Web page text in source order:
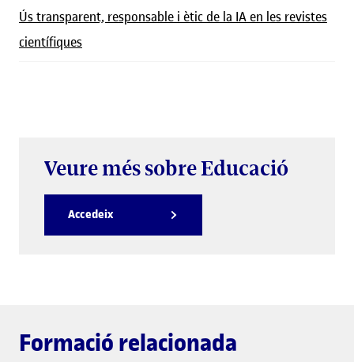
Ús transparent, responsable i ètic de la IA en les revistes
científiques
Veure més sobre Educació
Accedeix
Formació relacionada